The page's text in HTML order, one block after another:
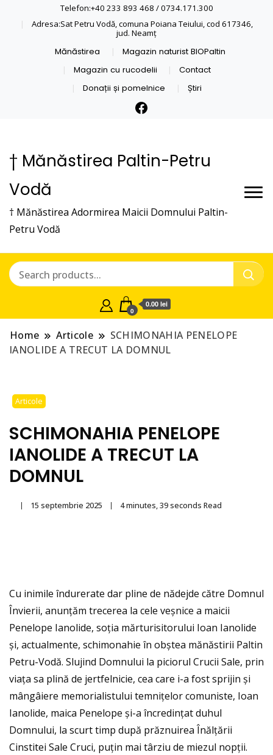
Telefon:+40 233 893 468 / 0734.171.300
Adresa:Sat Petru Vodă, comuna Poiana Teiului, cod 617346,
jud. Neamţ
Mănăstirea
Magazin naturist BIOPaltin
Magazin cu rucodelii
Contact
Donații și pomelnice
Știri
† Mănăstirea Paltin-Petru
Vodă
† Mănăstirea Adormirea Maicii Domnului Paltin-
Petru Vodă
0
0.00 lei
Home Articole
SCHIMONAHIA PENELOPE
IANOLIDE A TRECUT LA DOMNUL
Articole
SCHIMONAHIA PENELOPE
IANOLIDE A TRECUT LA
DOMNUL
15 septembrie 2025 4 minutes, 39 seconds Read
Cu inimile îndurerate dar pline de nădejde către Domnul
Învierii, anunțăm trecerea la cele veșnice a maicii
Penelope Ianolide, soția mărturisitorului Ioan Ianolide
și, actualmente, schimonahie în obștea mănăstirii Paltin
Petru-Vodă. Slujind Domnului la piciorul Crucii Sale, prin
viața sa plină de jertfelnicie, cea care i-a fost sprijin și
mângâiere memorialistului temnițelor comuniste, Ioan
Ianolide, maica Penelope și-a încredințat duhul
Domnului, la scurt timp după prăznuirea Înălțării
Cinstitei Sale Cruci, puțin mai târziu de miezul nopții.